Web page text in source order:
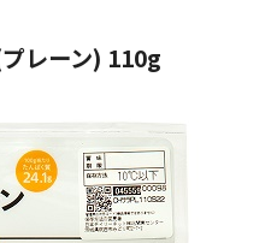
レーン) 110g